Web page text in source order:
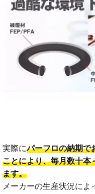
実際にパーフロの納期で
ことにより、毎月数十本
ます。
メーカーの生産状況によ